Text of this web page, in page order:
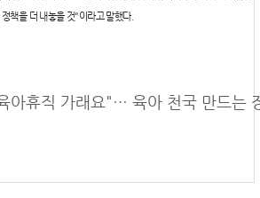
책을 더 내놓을 것"이라고 말했다.
아휴직 가래요"… 육아 천국 만드는